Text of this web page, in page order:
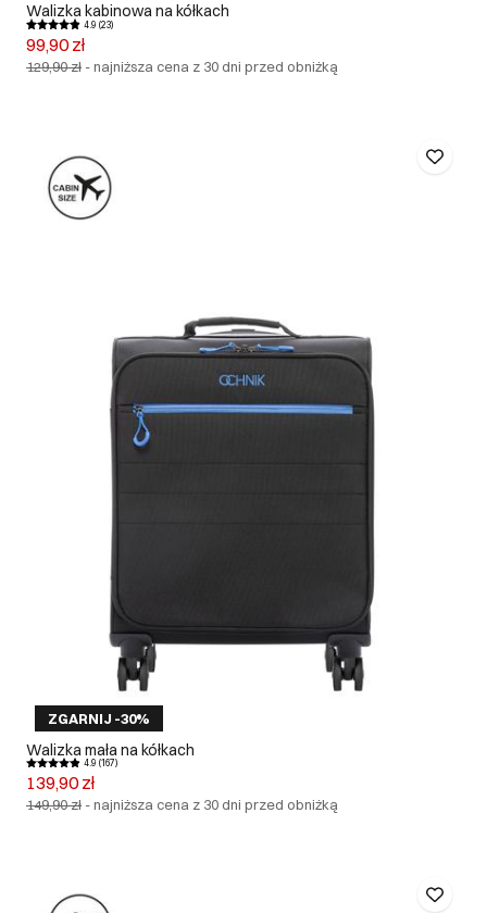
Walizka kabinowa na kółkach
4.9 (23)
99,90 zł
129,90 zł -najniższa cena z 30 dni przed obniżką
ZGARNIJ -30%
Walizka mała na kółkach
4.9 (167)
139,90 zł
149,90 zł -najniższa cena z 30 dni przed obniżką